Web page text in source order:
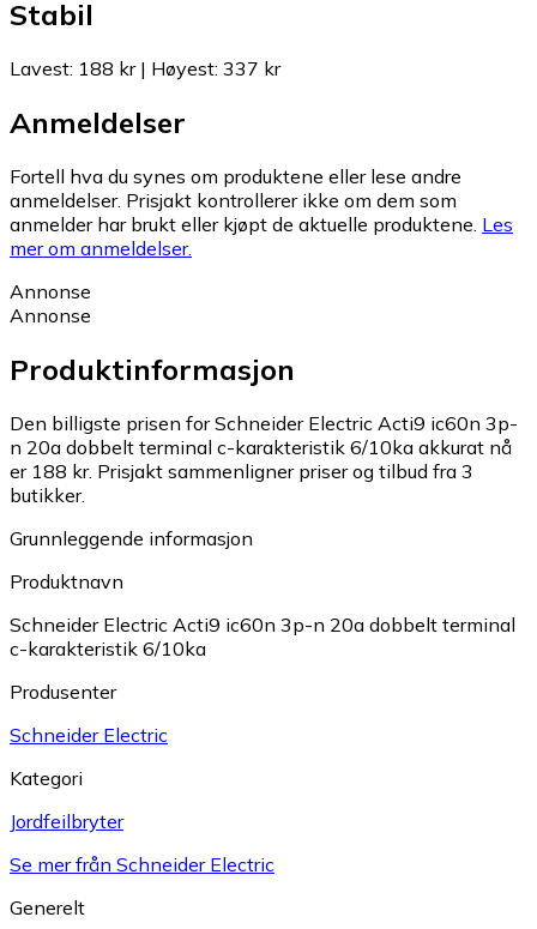
Stabil
Lavest: 188 kr| Høyest: 337 kr
Anmeldelser
Fortell hva du synes om produktene eller lese andre
anmeldelser. Prisjakt kontrollerer ikke om dem som
anmelder har brukt eller kjøpt de aktuelle produktene. Les
mer om anmeldelser.
Annonse
Annonse
Produktinformasjon
Den billigste prisen for Schneider Electric Acti9 ic60n 3p-
n 20a dobbelt terminal c-karakteristik 6/10ka akkurat nå
er 188 kr. Prisjakt sammenligner priser og tilbud fra 3
butikker.
Grunnleggende informasjon
Produktnavn
Schneider Electric Acti9 ic60n 3p-n 20a dobbelt terminal
c-karakteristik 6/10ka
Produsenter
Schneider Electric
Kategori
Jordfeilbryter
Se mer från Schneider Electric
Generelt